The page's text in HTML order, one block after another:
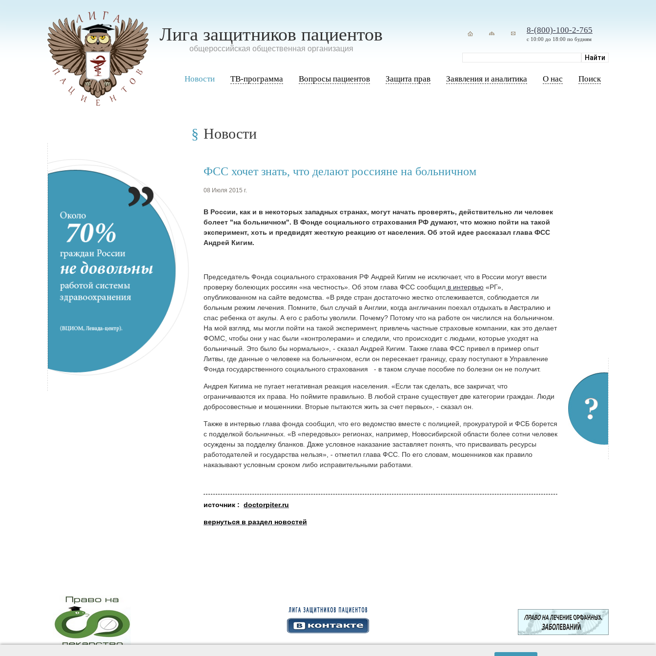
Лига защитников пациентов
oбщероссийская общественная организация
8-(800)-100-2-765
с 10:00 до 18:00 по будням
Новости ТВ-программа Вопросы пациентов Защита прав Заявления и аналитика О нас Поиск
Новости
ФСС хочет знать, что делают россияне на больничном
08 Июля 2015 г.
В России, как и в некоторых западных странах, могут начать проверять, действительно ли человек
болеет "на больничном". В Фонде социального страхования РФ думают, что можно пойти на такой
эксперимент, хоть и предвидят жесткую реакцию от населения. Об этой идее рассказал глава ФСС
Андрей Кигим.
Председатель Фонда социального страхования РФ Андрей Кигим не исключает, что в России могут ввести
проверку болеющих россиян «на честность». Об этом глава ФСС сообщил в интервью «РГ»,
опубликованном на сайте ведомства. «В ряде стран достаточно жестко отслеживается, соблюдается ли
больным режим лечения. Помните, был случай в Англии, когда англичанин поехал отдыхать в Австралию и
спас ребенка от акулы. А его с работы уволили. Почему? Потому что на работе он числился на больничном.
На мой взгляд, мы могли пойти на такой эксперимент, привлечь частные страховые компании, как это делает
ФОМС, чтобы они у нас были «контролерами» и следили, что происходит с людьми, которые уходят на
больничный. Это было бы нормально», - сказал Андрей Кигим. Также глава ФСС привел в пример опыт
Литвы, где данные о человеке на больничном, если он пересекает границу, сразу поступают в Управление
Фонда государственного социального страхования - в таком случае пособие по болезни он не получит.
Андрея Кигима не пугает негативная реакция населения. «Если так сделать, все закричат, что
ограничиваются их права. Но поймите правильно. В любой стране существует две категории граждан. Люди
добросовестные и мошенники. Вторые пытаются жить за счет первых», - сказал он.
Также в интервью глава фонда сообщил, что его ведомство вместе с полицией, прокуратурой и ФСБ борется
с подделкой больничных. «В «передовых» регионах, например, Новосибирской области более сотни человек
осуждены за подделку бланков. Даже условное наказание заставляет понять, что присваивать ресурсы
работодателей и государства нельзя», - отметил глава ФСС. По его словам, мошенников как правило
наказывают условным сроком либо исправительными работами.
источник : doctorpiter.ru
вернуться в раздел новостей
© 2003—2024 Лига защитников пациентов